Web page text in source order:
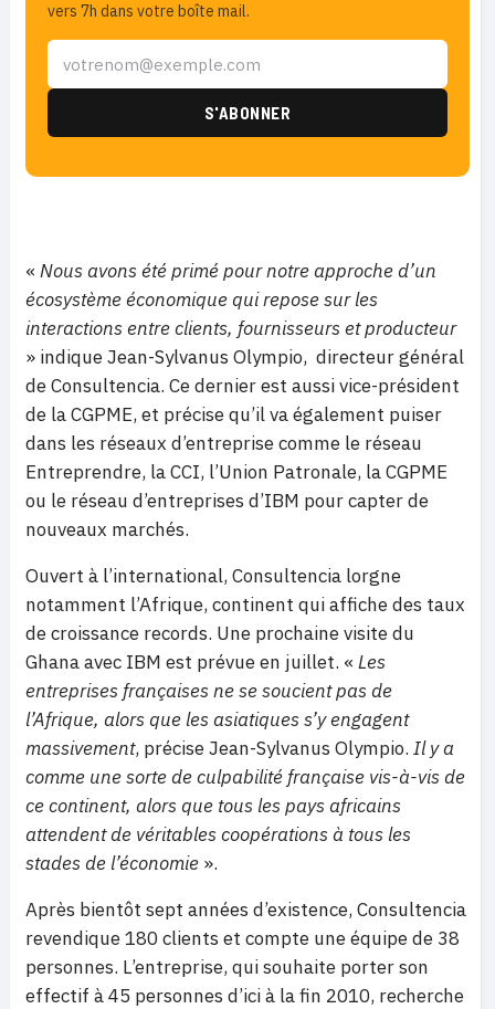
vers 7h dans votre boîte mail.
« Nous avons été primé pour notre approche d’un
écosystème économique qui repose sur les
interactions entre clients, fournisseurs et producteur
» indique Jean-Sylvanus Olympio, directeur général
de Consultencia. Ce dernier est aussi vice-président
de la CGPME, et précise qu’il va également puiser
dans les réseaux d’entreprise comme le réseau
Entreprendre, la CCI, l’Union Patronale, la CGPME
ou le réseau d’entreprises d’IBM pour capter de
nouveaux marchés.
Ouvert à l’international, Consultencia lorgne
notamment l’Afrique, continent qui affiche des taux
de croissance records. Une prochaine visite du
Ghana avec IBM est prévue en juillet. « Les
entreprises françaises ne se soucient pas de
l’Afrique, alors que les asiatiques s’y engagent
massivement, précise Jean-Sylvanus Olympio. Il y a
comme une sorte de culpabilité française vis-à-vis de
ce continent, alors que tous les pays africains
attendent de véritables coopérations à tous les
stades de l’économie ».
Après bientôt sept années d’existence, Consultencia
revendique 180 clients et compte une équipe de 38
personnes. L’entreprise, qui souhaite porter son
effectif à 45 personnes d’ici à la fin 2010, recherche